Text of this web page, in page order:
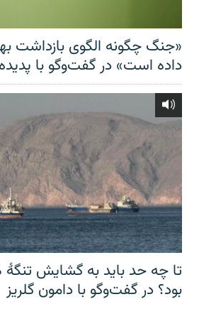
«جنگ چگونه الگوی بازداشت
داده است» در گفت‌وگو با
تا چه حد باید به گشایش
بود؟ در گفت‌وگو با دامون گلریز